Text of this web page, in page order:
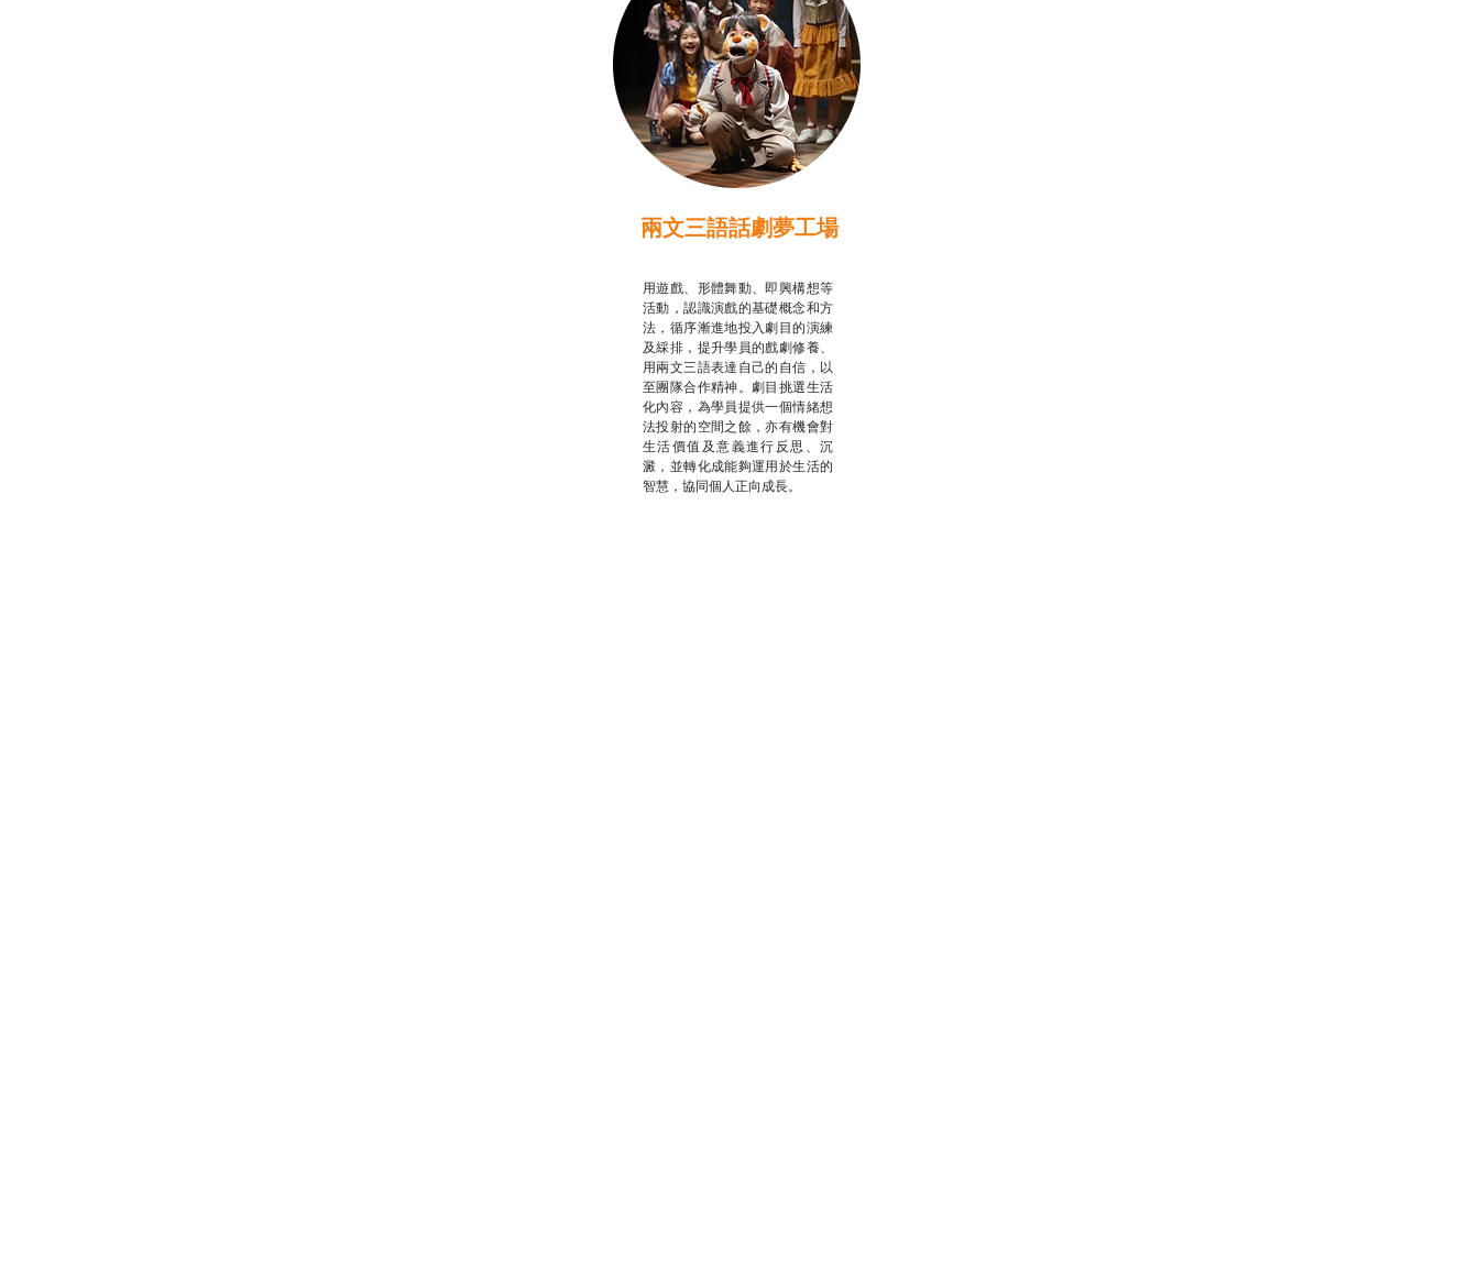
兩文三語話劇夢工場
用遊戲、形體舞動、即興構想等
活動，認識演戲的基礎概念和方
法，循序漸進地投入劇目的演練
及綵排，提升學員的戲劇修養、
用兩文三語表達自己的自信，以
至團隊合作精神。劇目挑選生活
化內容，為學員提供一個情緒想
法投射的空間之餘，亦有機會對
生活價值及意義進行反思、沉
澱，並轉化成能夠運用於生活的
智慧，協同個人正向成長。